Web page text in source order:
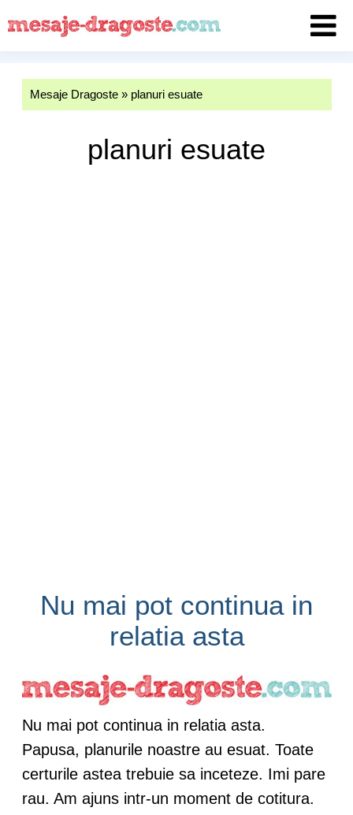
Mesaje Dragoste» planuri esuate
planuri esuate
Nu mai pot continua in
relatia asta
Nu mai pot continua in relatia asta.
Papusa, planurile noastre au esuat. Toate
certurile astea trebuie sa inceteze. Imi pare
rau. Am ajuns intr-un moment de cotitura.